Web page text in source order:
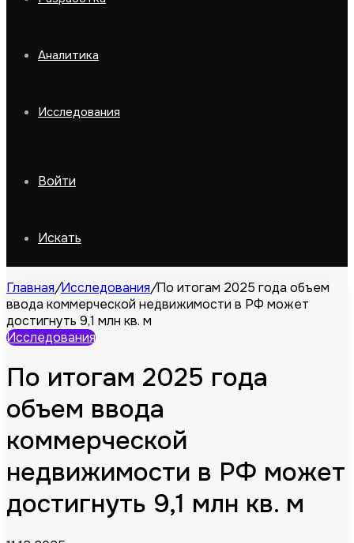
Аналитика
Исследования
Войти
Искать
Главная/Исследования/По итогам 2025 года объем
ввода коммерческой недвижимости в РФ может
достигнуть 9,1 млн кв. м
Исследования
По итогам 2025 года
объем ввода
коммерческой
недвижимости в РФ может
достигнуть 9,1 млн кв. м